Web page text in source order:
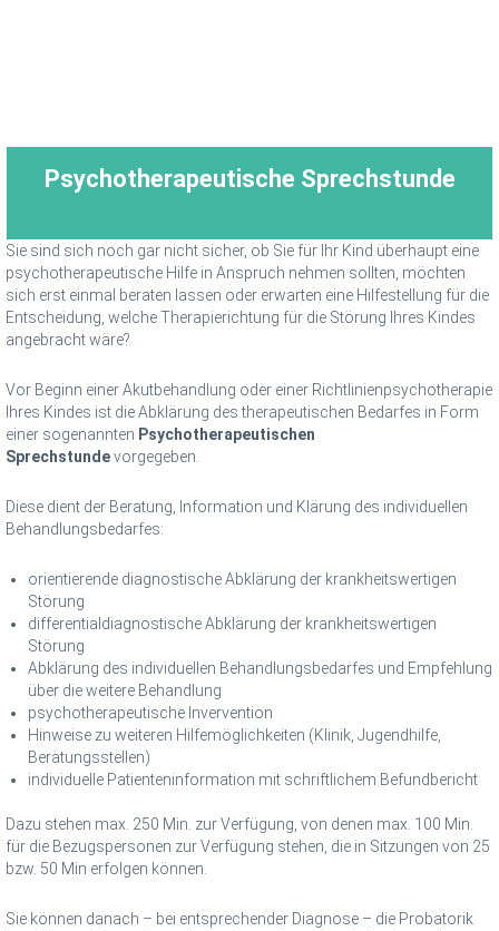
Psychotherapeutische Sprechstunde
Sie sind sich noch gar nicht sicher, ob Sie für Ihr Kind überhaupt eine
psychotherapeutische Hilfe in Anspruch nehmen sollten, möchten
sich erst einmal beraten lassen oder erwarten eine Hilfestellung für die
Entscheidung, welche Therapierichtung für die Störung Ihres Kindes
angebracht wäre?
Vor Beginn einer Akutbehandlung oder einer Richtlinienpsychotherapie
Ihres Kindes ist die Abklärung des therapeutischen Bedarfes in Form
einer sogenannten Psychotherapeutischen
Sprechstundevorgegeben.
Diese dient der Beratung, Information und Klärung des individuellen
Behandlungsbedarfes:
orientierende diagnostische Abklärung der krankheitswertigen
Störung
differentialdiagnostische Abklärung der krankheitswertigen
Störung
Abklärung des individuellen Behandlungsbedarfes und Empfehlung
über die weitere Behandlung
psychotherapeutische Invervention
Hinweise zu weiteren Hilfemöglichkeiten (Klinik, Jugendhilfe,
Beratungsstellen)
individuelle Patienteninformation mit schriftlichem Befundbericht
Dazu stehen max. 250 Min. zur Verfügung, von denen max. 100 Min.
für die Bezugspersonen zur Verfügung stehen, die in Sitzungen von 25
bzw. 50 Min erfolgen können.
Sie können danach – bei entsprechender Diagnose – die Probatorik